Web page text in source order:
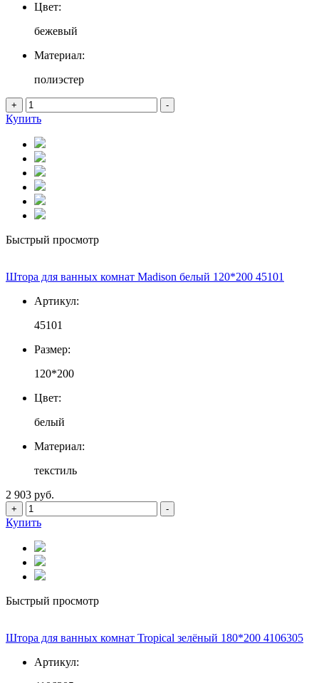
Цвет:
бежевый
Материал:
полиэстер
+ -
Купить
Быстрый просмотр
Штора для ванных комнат Madison белый 120*200 45101
Артикул:
45101
Размер:
120*200
Цвет:
белый
Материал:
текстиль
2 903 руб.
+ -
Купить
Быстрый просмотр
Штора для ванных комнат Tropical зелёный 180*200 4106305
Артикул: